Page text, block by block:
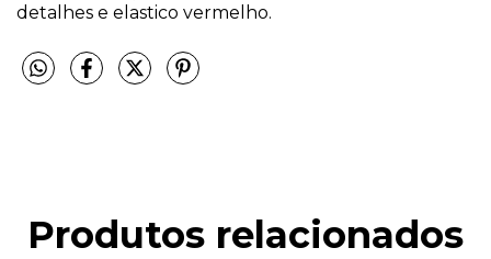
detalhes e elastico vermelho.
Produtos relacionados